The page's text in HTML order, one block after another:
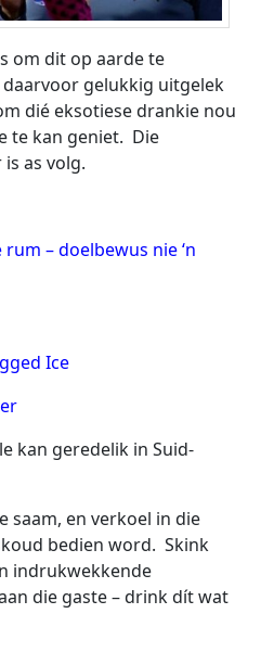
om dit op aarde te
daarvoor gelukkig uitgelek
dié eksotiese drankie nou
te kan geniet. Die
as volg.
– doelbewus nie ‘n
Ice
kan geredelik in Suid-
saam, en verkoel in die
bedien word. Skink
indrukwekkende
die gaste – drink dít wat